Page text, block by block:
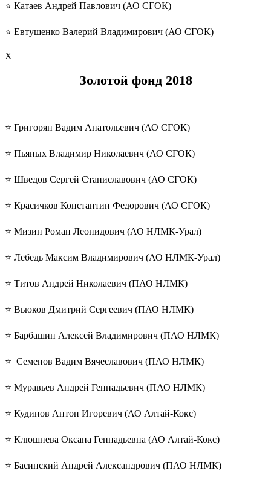
⭐️ Катаев Андрей Павлович (АО СГОК)
⭐️ Евтушенко Валерий Владимирович (АО СГОК)
Х
Золотой фонд2018
⭐️ Григорян Вадим Анатольевич (АО СГОК)
⭐️ Пьяных Владимир Николаевич (АО СГОК)
⭐️ Шведов Сергей Станиславович (АО СГОК)
⭐️ Красичков Константин Федорович (АО СГОК)
⭐️ Мизин Роман Леонидович (АО НЛМК-Урал)
⭐️ Лебедь Максим Владимирович (АО НЛМК-Урал)
⭐️ Титов Андрей Николаевич (ПАО НЛМК)
⭐️ Вьюков Дмитрий Сергеевич (ПАО НЛМК)
⭐️ Барбашин Алексей Владимирович (ПАО НЛМК)
⭐️ Семенов Вадим Вячеславович (ПАО НЛМК)
⭐️ Муравьев Андрей Геннадьевич (ПАО НЛМК)
⭐️ Кудинов Антон Игоревич (АО Алтай-Кокс)
⭐️ Клюшнева Оксана Геннадьевна (АО Алтай-Кокс)
⭐️ Басинский Андрей Александрович (ПАО НЛМК)